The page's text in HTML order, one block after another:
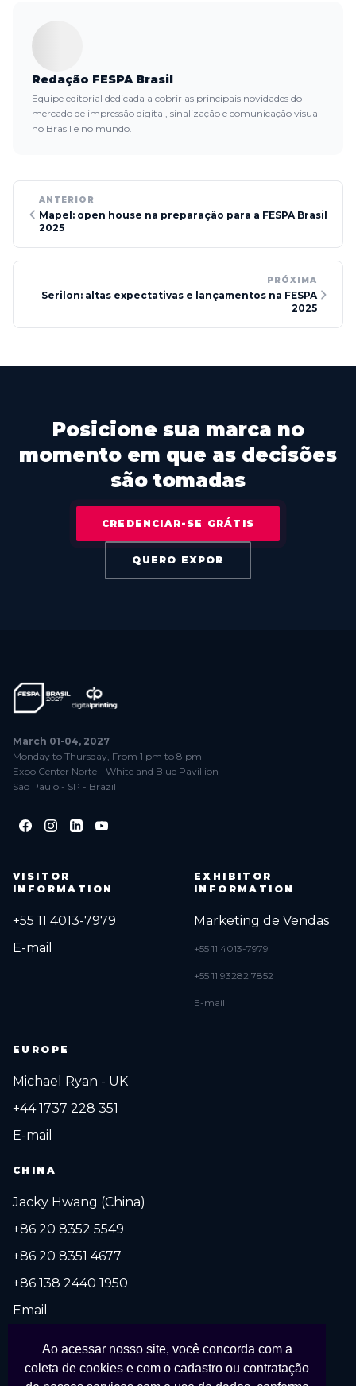
Redação FESPA Brasil
Equipe editorial dedicada a cobrir as principais novidades do
mercado de impressão digital, sinalização e comunicação visual
no Brasil e no mundo.
ANTERIOR
Mapel: open house na preparação para a FESPA Brasil
2025
PRÓXIMA
Serilon: altas expectativas e lançamentos na FESPA
2025
Posicione sua marca no
momento em que as decisões
são tomadas
CREDENCIAR-SE GRÁTIS
QUERO EXPOR
March 01-04, 2027
Monday to Thursday, From 1 pm to 8 pm
Expo Center Norte - White and Blue Pavillion
São Paulo - SP - Brazil
VISITOR
INFORMATION
+55 11 4013-7979
E-mail
EXHIBITOR
INFORMATION
Marketing de Vendas
+55 11 4013-7979
+55 11 93282 7852
E-mail
EUROPE
Michael Ryan - UK
+44 1737 228 351
E-mail
CHINA
Jacky Hwang (China)
+86 20 8352 5549
+86 20 8351 4677
+86 138 2440 1950
Email
Ao acessar nosso site, você concorda com a
coleta de cookies e com o cadastro ou contratação